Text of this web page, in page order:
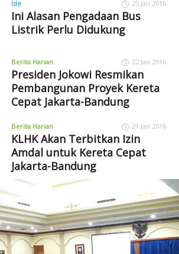
Ide 25 Jan 2016
Ini Alasan Pengadaan Bus
Listrik Perlu Didukung
Berita Harian 22 Jan 2016
Presiden Jokowi Resmikan
Pembangunan Proyek Kereta
Cepat Jakarta-Bandung
Berita Harian 21 Jan 2016
KLHK Akan Terbitkan Izin
Amdal untuk Kereta Cepat
Jakarta-Bandung